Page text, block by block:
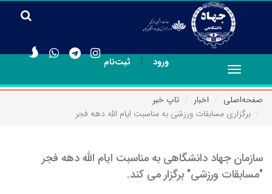
ورود | ثبت‌نام
Toggle
navigation
صفحه‌اصلی
اخبار
تاپ خبر
برگزاری مسابقات ورزشی به مناسبت ایام الله دهه فجر
سازمان جهاد دانشگاهی به مناسبت ایام الله دهه فجر
"مسابقات ورزشی" برگزار می کند.